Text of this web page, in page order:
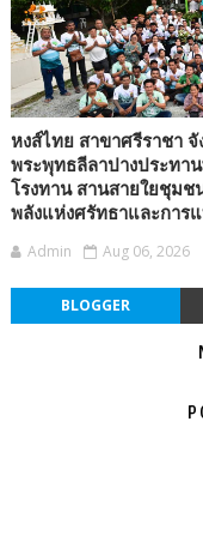
หงส์ไทย สาขาศรีราชา
พระพุทธลีลาปางประทา
โรงทาน สานสายใยชุม
พลังแห่งศรัทธาและการ
Admin Aug 06, 2026
BLOGGER